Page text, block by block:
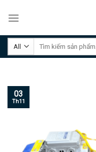
Tìm
03
Th11